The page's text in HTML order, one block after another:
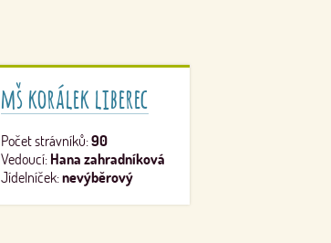
mš korálek liberec
Počet strávníků:90
Vedoucí: Hana zahradníková
Jídelníček:nevýběrový